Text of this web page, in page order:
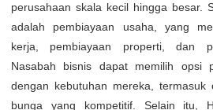
perusahaan skala kecil hingga besar.
adalah pembiayaan usaha, yang
kerja, pembiayaan properti, dan
Nasabah bisnis dapat memilih opsi
dengan kebutuhan mereka, termasuk
bunga yang kompetitif. Selain itu,